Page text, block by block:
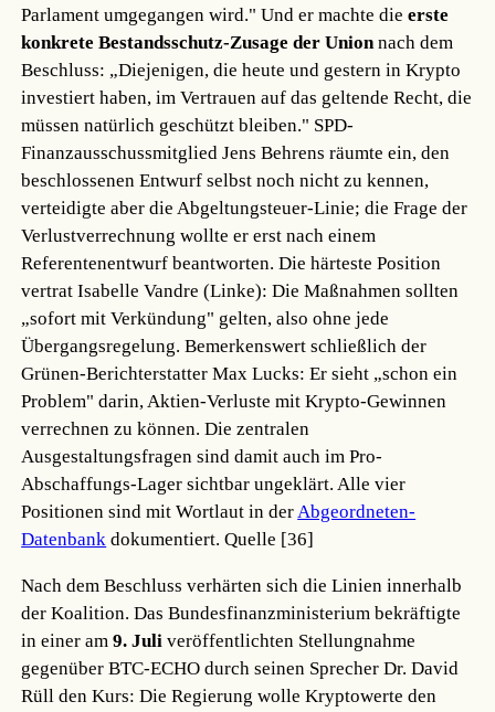
Parlament umgegangen wird." Und er machte dieerste
konkrete Bestandsschutz-Zusage der Unionnach dem
Beschluss: „Diejenigen, die heute und gestern in Krypto
investiert haben, im Vertrauen auf das geltende Recht, die
müssen natürlich geschützt bleiben." SPD-
Finanzausschussmitglied Jens Behrens räumte ein, den
beschlossenen Entwurf selbst noch nicht zu kennen,
verteidigte aber die Abgeltungsteuer-Linie; die Frage der
Verlustverrechnung wollte er erst nach einem
Referentenentwurf beantworten. Die härteste Position
vertrat Isabelle Vandre (Linke): Die Maßnahmen sollten
„sofort mit Verkündung" gelten, also ohne jede
Übergangsregelung. Bemerkenswert schließlich der
Grünen-Berichterstatter Max Lucks: Er sieht „schon ein
Problem" darin, Aktien-Verluste mit Krypto-Gewinnen
verrechnen zu können. Die zentralen
Ausgestaltungsfragen sind damit auch im Pro-
Abschaffungs-Lager sichtbar ungeklärt. Alle vier
Positionen sind mit Wortlaut in derAbgeordneten-
Datenbank dokumentiert.Quelle [36]
Nach dem Beschluss verhärten sich die Linien innerhalb
der Koalition. Das Bundesfinanzministerium bekräftigte
in einer am9. Juli veröffentlichten Stellungnahme
gegenüber BTC-ECHO durch seinen Sprecher Dr. David
Rüll den Kurs: Die Regierung wolle Kryptowerte den